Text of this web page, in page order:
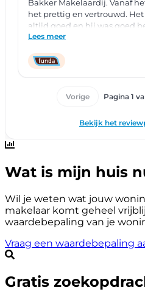
Wat is mijn huis
Wil je weten wat jouw
makelaar komt geheel
waardebepaling van je
Vraag een waardebepaling
Gratis